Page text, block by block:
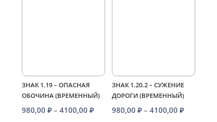
ЗНАК 1.19 – ОПАСНАЯ
ОБОЧИНА (ВРЕМЕННЫЙ)
980,00 ₽ – 4100,00 ₽Диапазон
ЗНАК 1.20.2 – СУЖЕНИЕ
ДОРОГИ (ВРЕМЕННЫЙ)
980,00₽ – 4100,00₽